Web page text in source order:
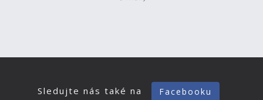
Sledujte nás také na Facebooku